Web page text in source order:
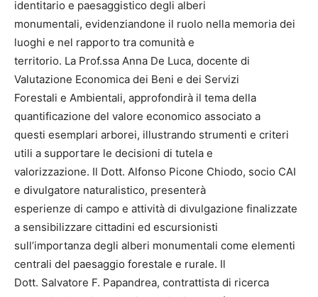
identitario e paesaggistico degli alberi
monumentali, evidenziandone il ruolo nella memoria dei
luoghi e nel rapporto tra comunità e
territorio. La Prof.ssa Anna De Luca, docente di
Valutazione Economica dei Beni e dei Servizi
Forestali e Ambientali, approfondirà il tema della
quantificazione del valore economico associato a
questi esemplari arborei, illustrando strumenti e criteri
utili a supportare le decisioni di tutela e
valorizzazione. Il Dott. Alfonso Picone Chiodo, socio CAI
e divulgatore naturalistico, presenterà
esperienze di campo e attività di divulgazione finalizzate
a sensibilizzare cittadini ed escursionisti
sull’importanza degli alberi monumentali come elementi
centrali del paesaggio forestale e rurale. Il
Dott. Salvatore F. Papandrea, contrattista di ricerca